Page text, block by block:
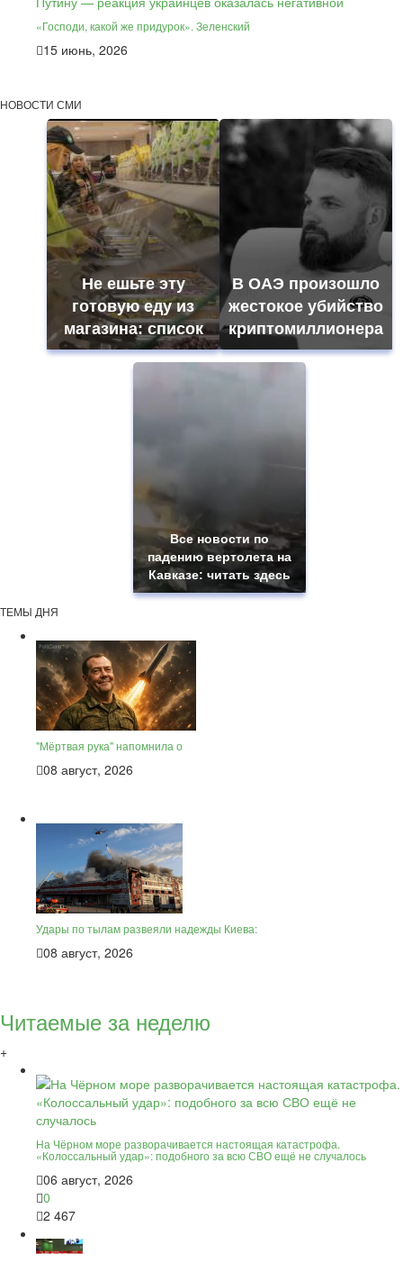
«Господи, какой же придурок». Зеленский
15 июнь, 2026
НОВОСТИ СМИ
Не ешьте эту
готовую еду из
магазина: список
В ОАЭ произошло
жестокое убийство
криптомиллионера
Все новости по
падению вертолета на
Кавказе: читать здесь
ТЕМЫ ДНЯ
"Мёртвая рука" напомнила о
08 август, 2026
Удары по тылам развеяли надежды Киева:
08 август, 2026
Читаемые за неделю
+
На Чёрном море разворачивается настоящая катастрофа.
«Колоссальный удар»: подобного за всю СВО ещё не случалось
06 август, 2026
0
2 467